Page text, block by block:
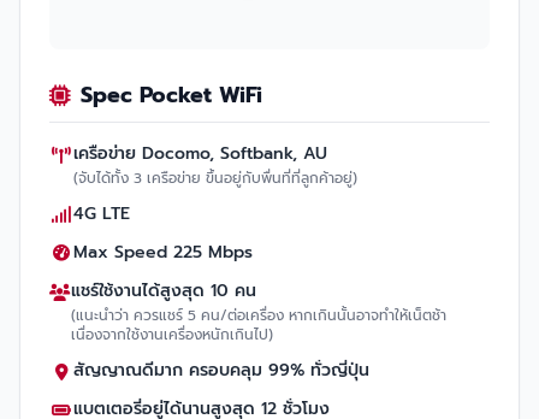
Spec Pocket WiFi
เครือข่าย Docomo, Softbank, AU
(จับได้ทั้ง 3 เครือข่าย ขึ้นอยู่กับพื่นที่ที่ลูกค้าอยู่)
4G LTE
Max Speed 225 Mbps
แชร์ใช้งานได้สูงสุด 10 คน
(แนะนำว่า ควรแชร์ 5 คน/ต่อเครื่อง หากเกินนั้นอาจทำให้เน็ตช้า
เนื่องจากใช้งานเครื่องหนักเกินไป)
สัญญาณดีมาก ครอบคลุม 99% ทั่วญี่ปุ่น
แบตเตอรี่อยู่ได้นานสูงสุด 12 ชั่วโมง